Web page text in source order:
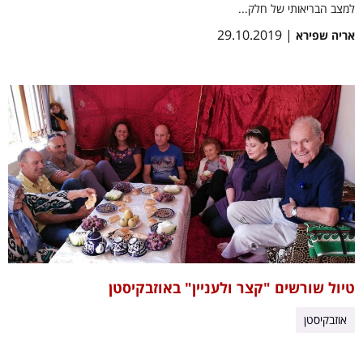
למצב הבריאותי של חלק...
אריה שפירא | 29.10.2019
טיול שורשים "קצר ולעניין" באוזבקיסטן
אוזבקיסטן